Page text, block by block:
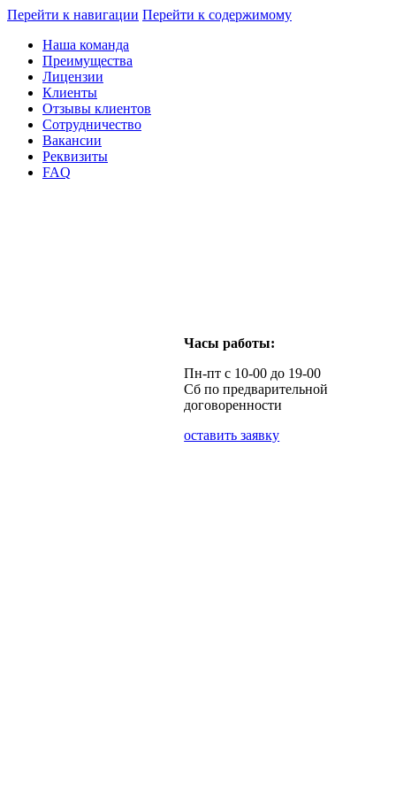
Перейти к навигации Перейти к содержимому
Наша команда
Преимущества
Лицензии
Клиенты
Отзывы клиентов
Сотрудничество
Вакансии
Реквизиты
FAQ
Часы работы:
Пн-пт с 10-00 до 19-00
Сб по предварительной
договоренности
оставить заявку